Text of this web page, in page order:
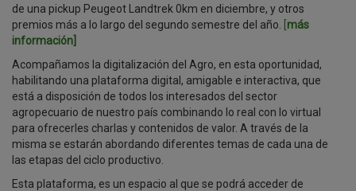
de una pickup Peugeot Landtrek 0km en diciembre, y otros
premios más a lo largo del segundo semestre del año.
más
información]
Acompañamos la digitalización del Agro, en esta oportunidad,
habilitando una plataforma digital, amigable e interactiva, que
está a disposición de todos los interesados del sector
agropecuario de nuestro país combinando lo real con lo virtual
para ofrecerles charlas y contenidos de valor. A través de la
misma se estarán abordando diferentes temas de cada una de
las etapas del ciclo productivo.
Esta plataforma, es un espacio al que se podrá acceder de